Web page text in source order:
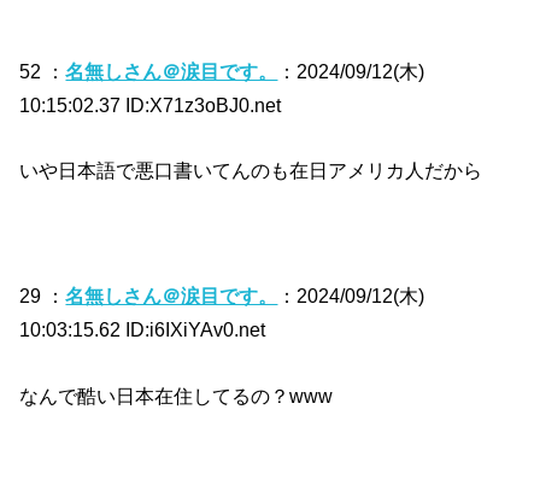
52 ：名無しさん＠涙目です。
：2024/09/12(木)
10:15:02.37 ID:X71z3oBJ0.net
いや日本語で悪口書いてんのも在日アメリカ人だから
29 ：名無しさん＠涙目です。
：2024/09/12(木)
10:03:15.62 ID:i6IXiYAv0.net
なんで酷い日本在住してるの？www